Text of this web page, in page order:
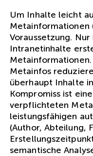
Um Inhalte leicht
Metainformationen
Voraussetzung.
Intranetinhalte
Metainfos
überhaupt Inhalte
Kompromiss ist
verpflichteten
leistungsfähigen
(Author, Abteilung,
semantische